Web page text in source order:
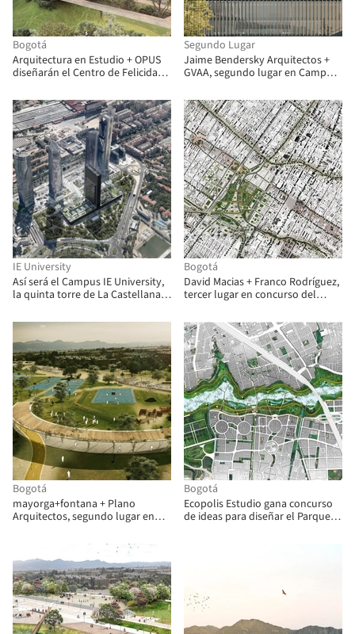
Bogotá
Arquitectura en Estudio + OPUS
diseñarán el Centro de Felicidad
Segundo Lugar
Jaime Bendersky Arquitectos +
GVAA, segundo lugar en Campus
Guerra del Ejército de Chile
IE University
Así será el Campus IE University,
la quinta torre de La Castellana
Bogotá
David Macias + Franco Rodríguez,
tercer lugar en concurso del
Bogotá
mayorga+fontana + Plano
Arquitectos, segundo lugar en
Bogotá
Ecopolis Estudio gana concurso
de ideas para diseñar el Parque